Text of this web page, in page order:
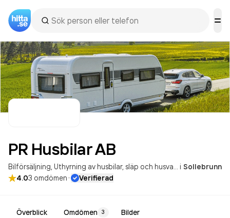
PR HusbilarAB
Bilförsäljning Uthyrning av husbilar, släp och husvagn i Sollebrunn
4.03 omdömen· Verifierad
Överblick Omdömen 3 Bilder